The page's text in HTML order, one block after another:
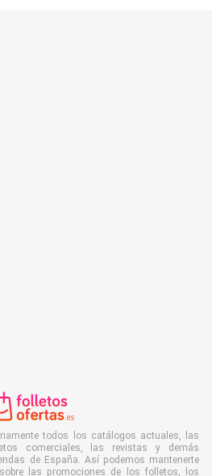
todos los catálogos actuales, las
comerciales, las revistas y demás
de España. Así podemos mantenerte
las promociones de los folletos, los